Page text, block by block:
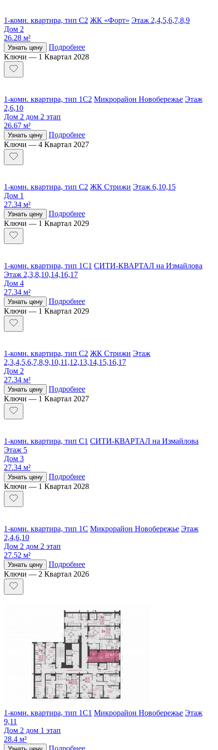
1-комн. квартира, тип С2 ЖК «Форт» Этаж 2,4,5,6,7,8,9
Дом 2
26.28 м²
Узнать цену
Подробнее
Ключи — 1 Квартал 2028
1-комн. квартира, тип 1С2 Микрорайон Новобережье Этаж
2,6,10
Дом 2 дом 2 этап
26.67 м²
Узнать цену
Подробнее
Ключи — 4 Квартал 2027
1-комн. квартира, тип С2 ЖК Стрижи Этаж 6,10,15
Дом 1
27.34 м²
Узнать цену
Подробнее
Ключи — 1 Квартал 2029
1-комн. квартира, тип 1С1 СИТИ-КВАРТАЛ на Измайлова
Этаж 2,3,8,10,14,16,17
Дом 4
27.34 м²
Узнать цену
Подробнее
Ключи — 1 Квартал 2029
1-комн. квартира, тип С2 ЖК Стрижи Этаж
2,3,4,5,6,7,8,9,10,11,12,13,14,15,16,17
Дом 2
27.34 м²
Узнать цену
Подробнее
Ключи — 1 Квартал 2027
1-комн. квартира, тип С1 СИТИ-КВАРТАЛ на Измайлова
Этаж 5
Дом 3
27.34 м²
Узнать цену
Подробнее
Ключи — 1 Квартал 2028
1-комн. квартира, тип 1С Микрорайон Новобережье Этаж
2,4,6,10
Дом 2 дом 2 этап
27.52 м²
Узнать цену
Подробнее
Ключи — 2 Квартал 2026
1-комн. квартира, тип 1С1 Микрорайон Новобережье Этаж
9,11
Дом 2 дом 1 этап
28.4 м²
Подробнее